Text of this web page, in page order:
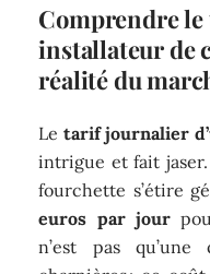
Comprendre
installateur de
réalité du
Le tarif journalier
intrigue et fait
fourchette s’étire
euros par jour
n’est pas